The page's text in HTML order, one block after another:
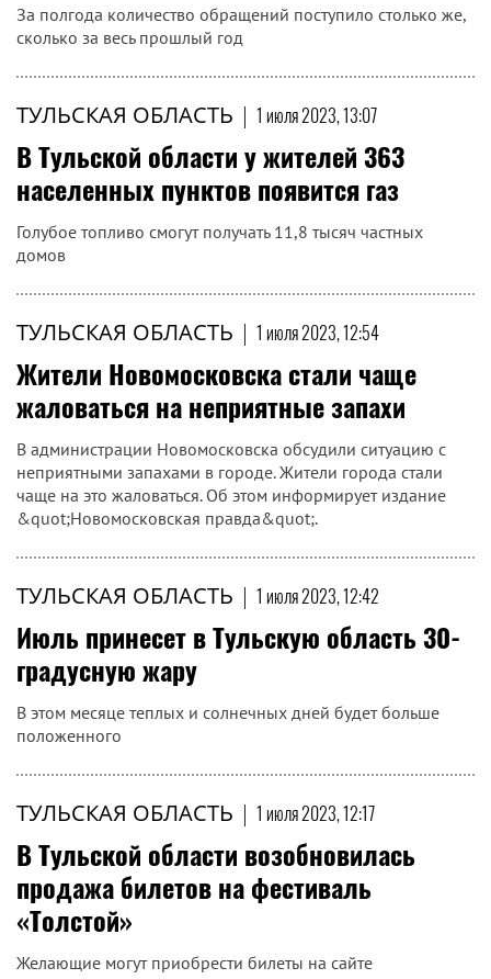
За полгода количество обращений поступило столько же,
сколько за весь прошлый год
ТУЛЬСКАЯ ОБЛАСТЬ | 1 июля 2023, 13:07
В Тульской области у жителей 363
населенных пунктов появится газ
Голубое топливо смогут получать 11,8 тысяч частных
домов
ТУЛЬСКАЯ ОБЛАСТЬ | 1 июля 2023, 12:54
Жители Новомосковска стали чаще
жаловаться на неприятные запахи
В администрации Новомосковска обсудили ситуацию с
неприятными запахами в городе. Жители города стали
чаще на это жаловаться. Об этом информирует издание
&quot;Новомосковская правда&quot;.
ТУЛЬСКАЯ ОБЛАСТЬ | 1 июля 2023, 12:42
Июль принесет в Тульскую область 30-
градусную жару
В этом месяце теплых и солнечных дней будет больше
положенного
ТУЛЬСКАЯ ОБЛАСТЬ | 1 июля 2023, 12:17
В Тульской области возобновилась
продажа билетов на фестиваль
«Толстой»
Желающие могут приобрести билеты на сайте